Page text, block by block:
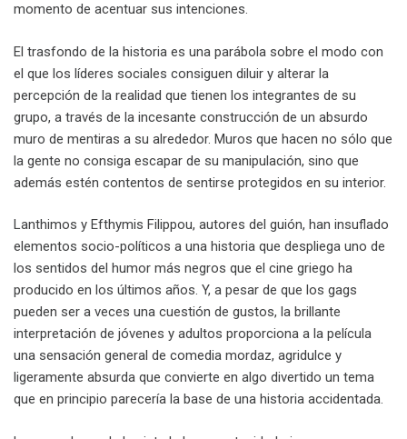
momento de acentuar sus intenciones.
El trasfondo de la historia es una parábola sobre el modo con
el que los líderes sociales consiguen diluir y alterar la
percepción de la realidad que tienen los integrantes de su
grupo, a través de la incesante construcción de un absurdo
muro de mentiras a su alrededor. Muros que hacen no sólo que
la gente no consiga escapar de su manipulación, sino que
además estén contentos de sentirse protegidos en su interior.
Lanthimos y Efthymis Filippou, autores del guión, han insuflado
elementos socio-políticos a una historia que despliega uno de
los sentidos del humor más negros que el cine griego ha
producido en los últimos años. Y, a pesar de que los gags
pueden ser a veces una cuestión de gustos, la brillante
interpretación de jóvenes y adultos proporciona a la película
una sensación general de comedia mordaz, agridulce y
ligeramente absurda que convierte en algo divertido un tema
que en principio parecería la base de una historia accidentada.